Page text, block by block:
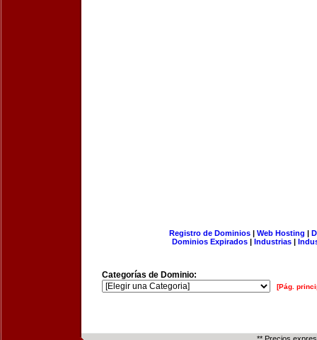
Registro de Dominios| Web Hosting |
Dominios Expirados | Industrias |
Categorías de Dominio:
[Pág.